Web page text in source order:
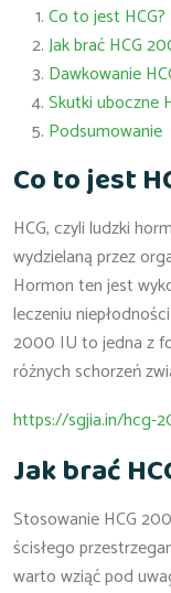
Co to jest HCG?
Jak brać HCG
Dawkowanie
Skutki uboczne
Podsumowanie
Co to jest
HCG, czyli ludzki
wydzielaną przez
Hormon ten jest
leczeniu
2000 IU to jedna z
różnych schorzeń
https://sgjia.in/hcg-
Jak brać
Stosowanie HCG
ścisłego
warto wziąć pod